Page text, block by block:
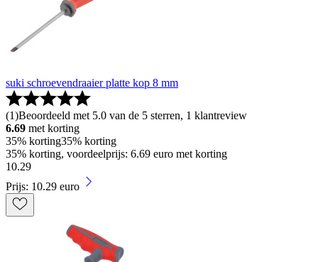
suki schroevendraaier platte kop 8 mm
(1)Beoordeeld met 5.0 van de 5 sterren, 1 klantreview
6.69 met korting
35% korting35% korting
35% korting, voordeelprijs: 6.69 euro met korting
10.29
Prijs: 10.29 euro